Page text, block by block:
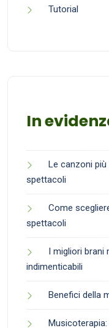
Tutorial
In
Le canzoni
spettacoli
Come
spettacoli
I migliori
indimenticabili
Benefici della